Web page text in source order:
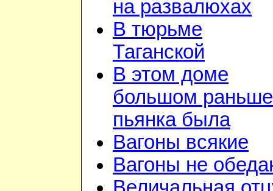
на развалюхах
В тюрьме
Таганской
В этом доме
большом раньше
пьянка была
Вагоны всякие
Вагоны не